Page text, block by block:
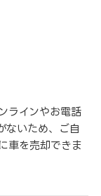
ラインやお電話
ないため、ご自
車を売却できま